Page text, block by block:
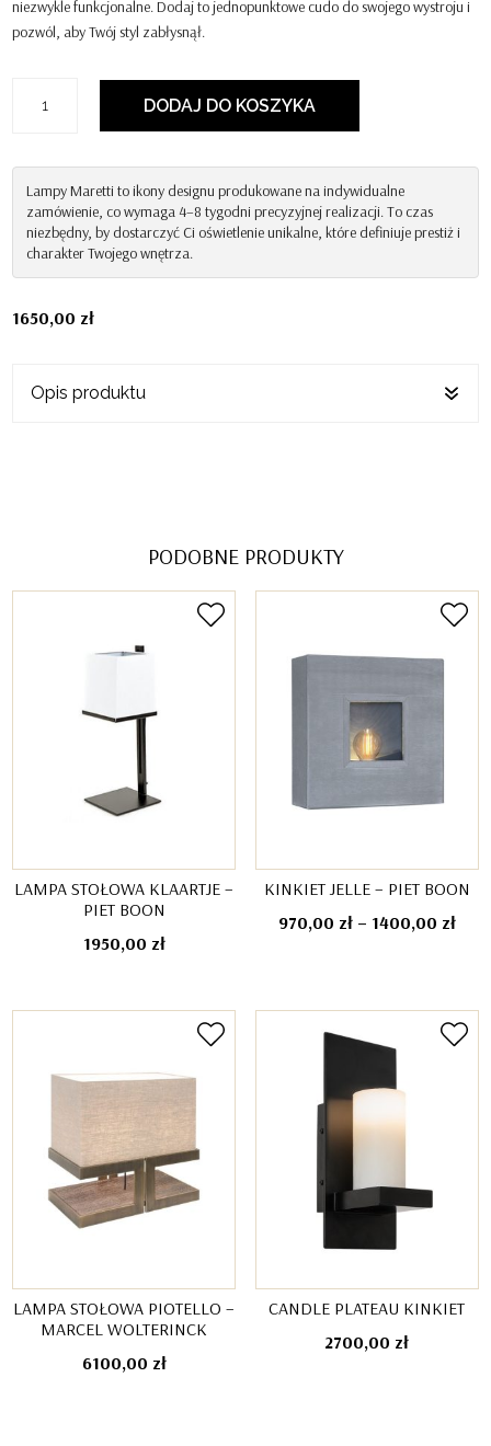
niezwykle funkcjonalne. Dodaj to jednopunktowe cudo do swojego wystroju i
pozwól, aby Twój styl zabłysnął.
The
Flow
Lampa
Stołowa
Des
DODAJ DO KOSZYKA
Lampy Maretti to ikony designu produkowane na indywidualne
zamówienie, co wymaga 4–8 tygodni precyzyjnej realizacji. To czas
niezbędny, by dostarczyć Ci oświetlenie unikalne, które definiuje prestiż i
charakter Twojego wnętrza.
1650,00 zł
Opis produktu
PODOBNE PRODUKTY
LAMPA STOŁOWA KLAARTJE –
PIET BOON
1950,00 zł
KINKIET JELLE – PIET BOON
970,00 zł – 1400,00 zł
do
LAMPA STOŁOWA PIOTELLO –
MARCEL WOLTERINCK
6100,00 zł
CANDLE PLATEAU KINKIET
2700,00 zł